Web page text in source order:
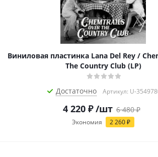
Виниловая пластинка Lana Del Rey /
The Country Club (LP)
Достаточно Артикул: U-
4 220₽ /шт 6 480₽
Экономия 2 260₽